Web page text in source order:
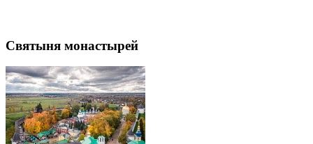
Святыня монастырей